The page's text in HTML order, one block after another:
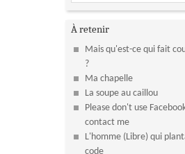
À retenir
Mais qu'est-ce qui fait
?
Ma chapelle
La soupe au caillou
Please don't use
contact me
L'homme (Libre) qui
code